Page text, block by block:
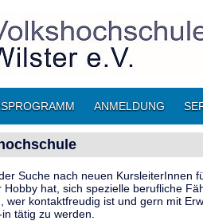
ANMELDUNG
Suche nach neuen KursleiterInnen
hat, sich spezielle berufliche
kontaktfreudig ist und gern mit
tätig zu werden.